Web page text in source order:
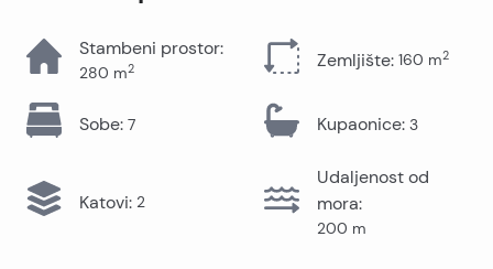
Stambeni prostor:
280 m2 Zemljište: 160 m2
Sobe: 7 Kupaonice: 3
Katovi: 2
Udaljenost od
mora:
200 m